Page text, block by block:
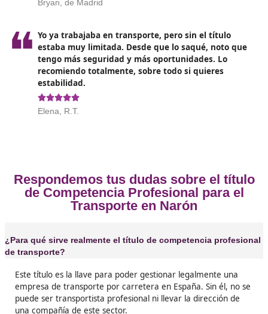
competitiva frente a otros candidatos en el saturado
Opiniones sobre el
❝ Pensaba que era imposible, pero me apunté a
docencia y en unos meses lo tenía aprobado.
puedo trabajar como gestor y la verdad es
arrepiento nada. Es un esfuerzo que

José Carlos, de Narón
Me decidí a hacerlo porque quería dejar de
de otros y montar mi negocio. Con el título ya